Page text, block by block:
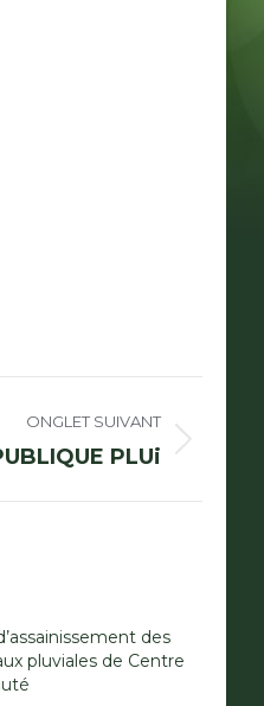
ONGLET SUIVANT
PLUi
des
pluviales de Centre